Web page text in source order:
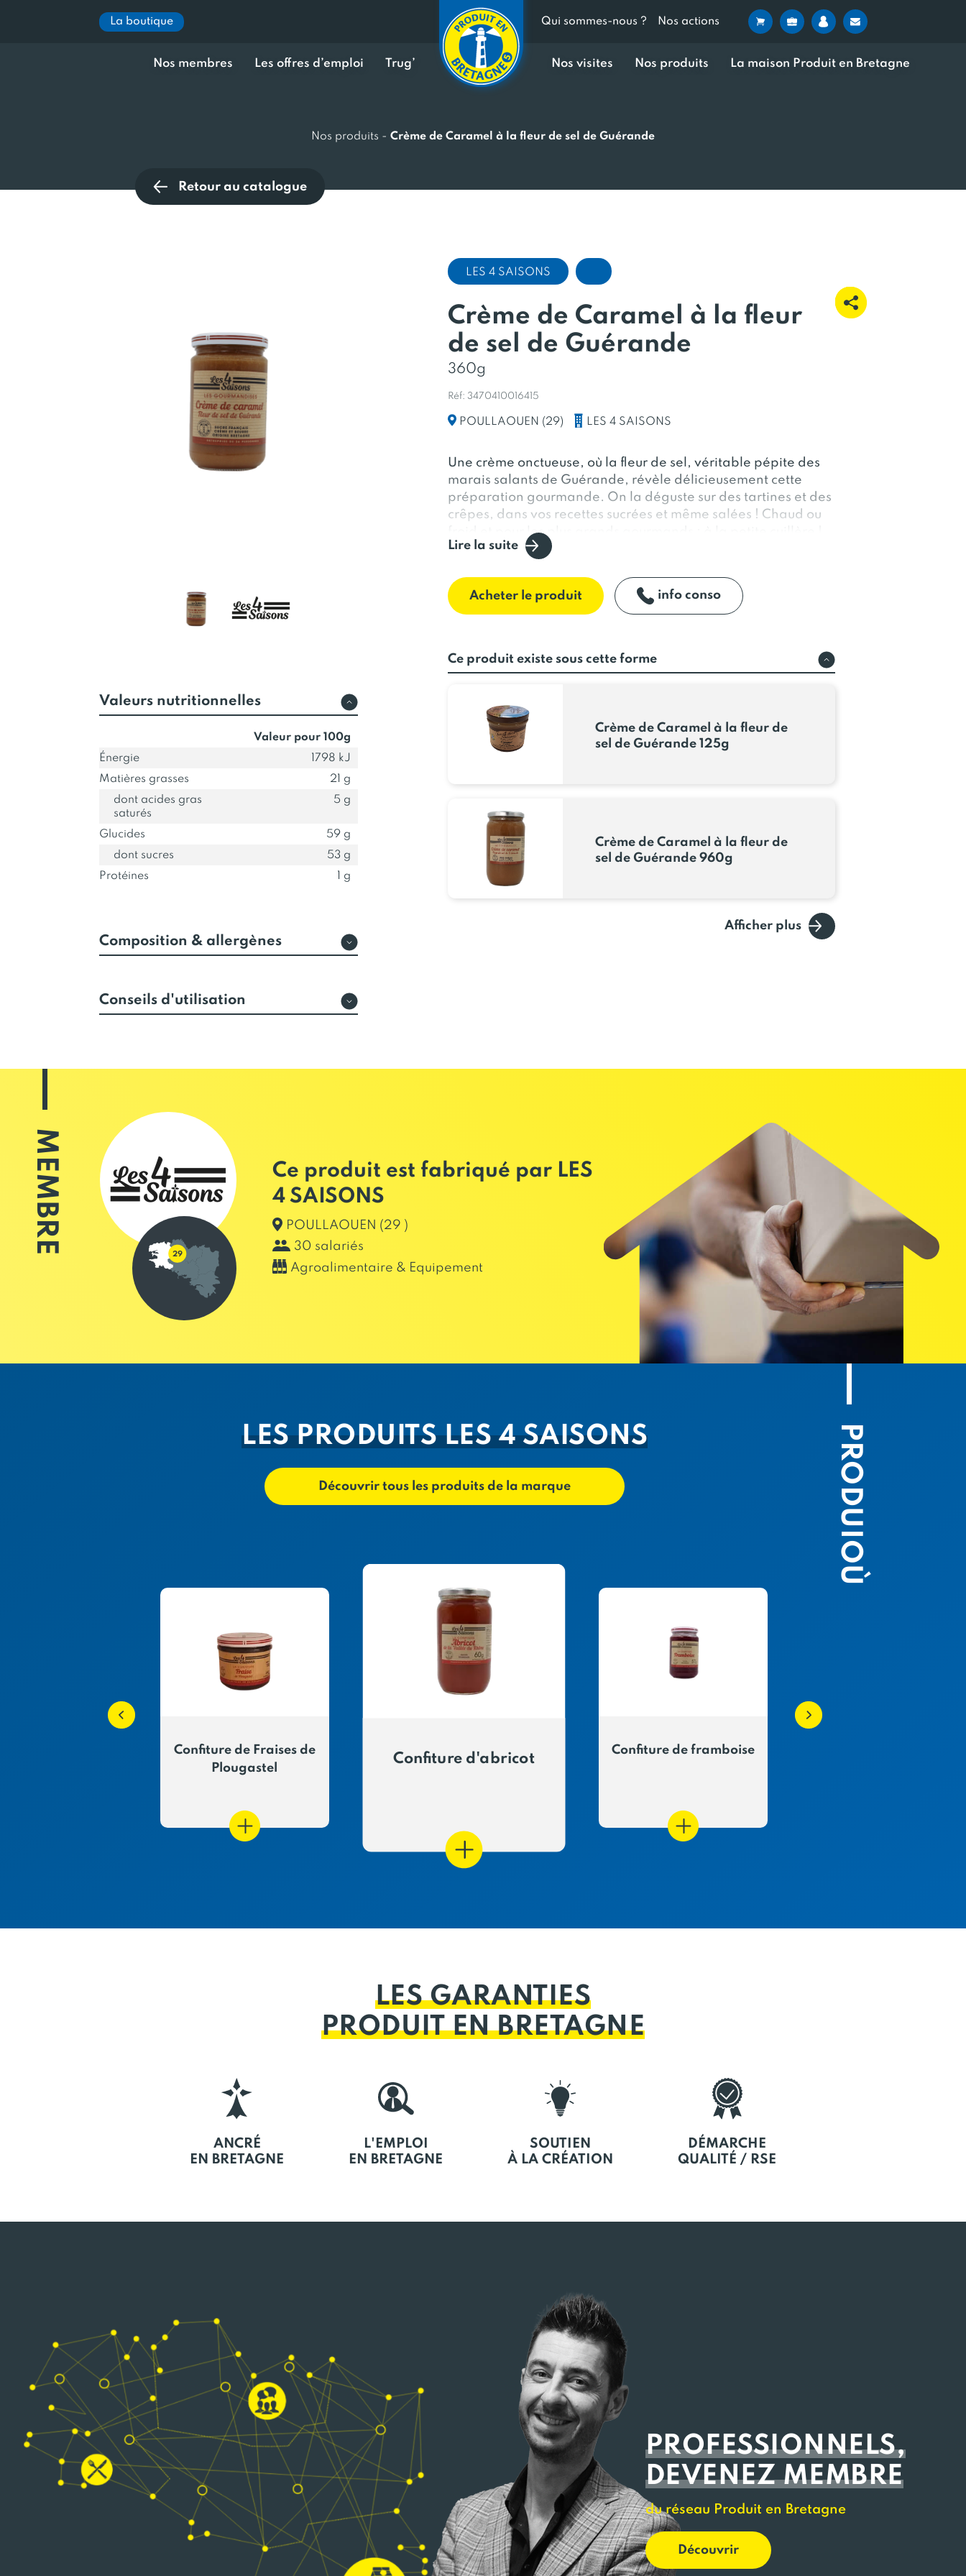
La boutique Qui sommes-nous ? Nos actions
Nos membres Les offres d’emploi Trug’ Nos visites Nos produits La maison Produit en Bretagne
Nos produits - Crème de Caramel à la fleur de sel de Guérande
Retour au catalogue
Valeurs nutritionnelles
Valeur pour 100g
Énergie
1798 kJ
Matières grasses
21 g
dont acides gras
saturés
5 g
Glucides
59 g
dont sucres
53 g
Protéines
1 g
Composition & allergènes
Conseils d'utilisation
LES 4 SAISONS
Crème de Caramel à la fleur
de sel de Guérande
360g
Réf: 3470410016415
POULLAOUEN (29) LES 4 SAISONS
Une crème onctueuse, où la fleur de sel, véritable pépite des
marais salants de Guérande, révèle délicieusement cette
préparation gourmande. On la déguste sur des tartines et des
crêpes, dans vos recettes sucrées et même salées ! Chaud ou
froid et pour les plus grands gourmands : à la petite cuillère !
100% beurre breton.
Lire la suite
Acheter le produit info conso
Ce produit existe sous cette forme
Crème de Caramel à la fleur de
sel de Guérande 125g
Crème de Caramel à la fleur de
sel de Guérande 960g
Afficher plus
MEMBRE
Ce produit est fabriqué par LES
4 SAISONS
POULLAOUEN (29 )
30 salariés
Agroalimentaire & Equipement
PRODUIOÙ
LES PRODUITS LES 4 SAISONS
Découvrir tous les produits de la marque
Confiture de Fraises de
Plougastel
Confiture d'abricot
Confiture de framboise
LES GARANTIES
PRODUIT EN BRETAGNE
ANCRÉ
EN BRETAGNE
L'EMPLOI
EN BRETAGNE
SOUTIEN
À LA CRÉATION
DÉMARCHE
QUALITÉ / RSE
PROFESSIONNELS,
DEVENEZ MEMBRE
du réseau Produit en Bretagne
Découvrir